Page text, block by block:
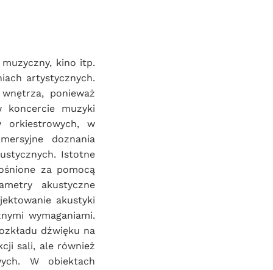
kino itp.
artystycznych.
ponieważ
koncercie muzyki
orkiestrowych, w
doznania
Istotne
za pomocą
akustyczne
akustyki
wymaganiami.
dźwięku na
sali, ale również
W obiektach